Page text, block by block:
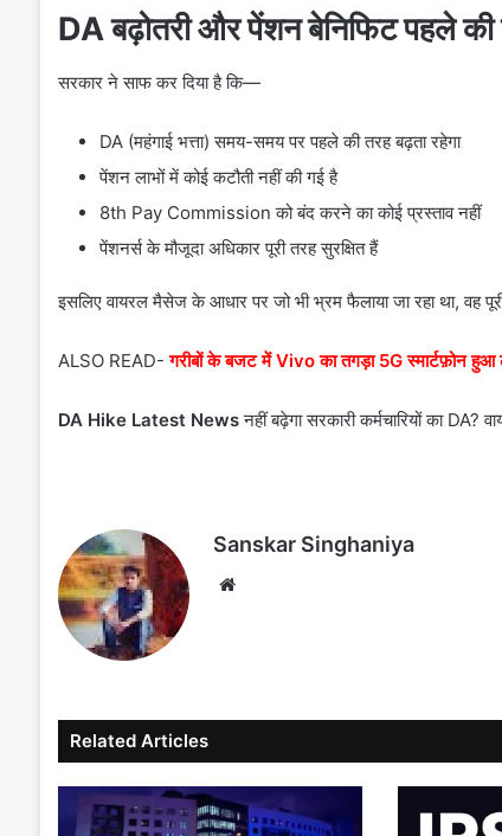
DA बढ़ोतरी और पेंशन बेनिफिट पहले की
सरकार ने साफ कर दिया है कि—
DA (महंगाई भत्ता) समय-समय पर पहले की तरह बढ़ता रहेगा
पेंशन लाभों में कोई कटौती नहीं की गई है
8th Pay Commission को बंद करने का कोई प्रस्ताव नहीं
पेंशनर्स के मौजूदा अधिकार पूरी तरह सुरक्षित हैं
इसलिए वायरल मैसेज के आधार पर जो भी भ्रम फैलाया जा रहा था, वह
ALSO READ-गरीबों के बजट में Vivo का तगड़ा 5G स्मार्टफ़ोन
DA Hike Latest Newsनहीं बढ़ेगा सरकारी कर्मचारियों का
Sanskar Singhaniya
Related Articles